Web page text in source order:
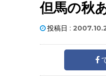
但馬の秋
投稿日 :